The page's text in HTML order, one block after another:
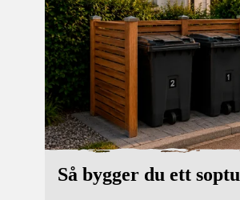
Så bygger du ett